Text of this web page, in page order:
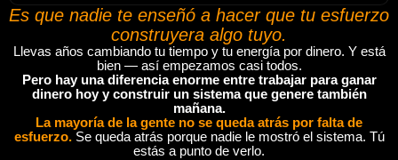
Es que nadie te enseñó a hacer que tu esfuerzo
construyera algo tuyo.
Llevas años cambiando tu tiempo y tu energía por dinero. Y está
bien — así empezamos casi todos.
Pero hay una diferencia enorme entre trabajar para ganar
dinero hoy y construir un sistema que genere también
mañana.
La mayoría de la gente no se queda atrás por falta de
esfuerzo.Se queda atrás porque nadie le mostró el sistema. Tú
estás a punto de verlo.